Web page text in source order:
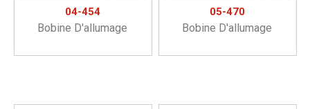
04-454
Bobine D'allumage
05-470
Bobine D'allumage